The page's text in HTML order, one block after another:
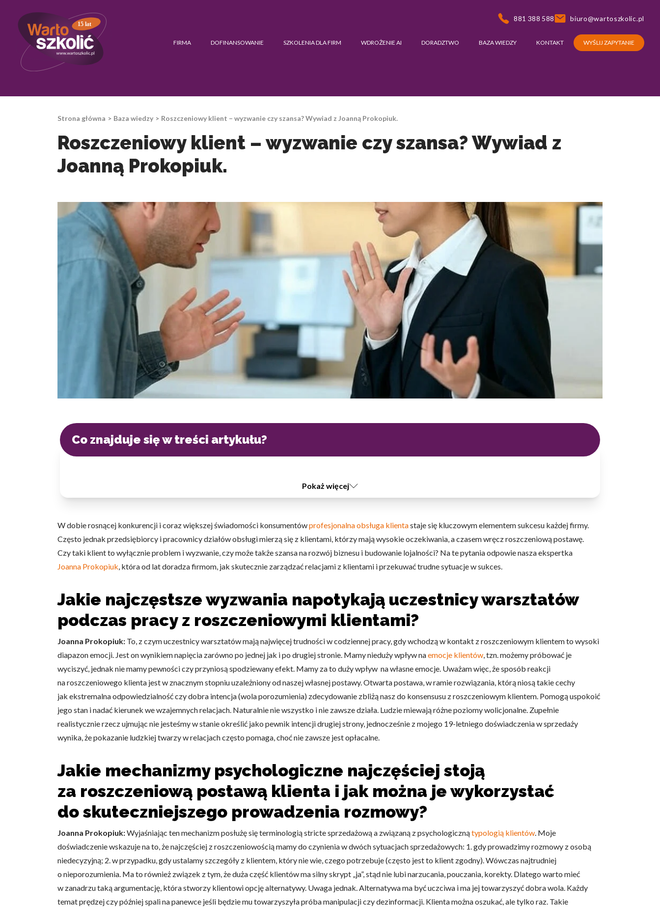
15 lat
881 388 588 biuro@wartoszkolic.pl
FIRMA DOFINANSOWANIE SZKOLENIA DLA FIRM WDROŻENIE AI DORADZTWO BAZA WIEDZY KONTAKT WYŚLIJ ZAPYTANIE
Strona główna Baza wiedzy Roszczeniowy klient – wyzwanie czy szansa? Wywiad z Joanną Prokopiuk.
Roszczeniowy klient – wyzwanie czy szansa? Wywiad z
Joanną Prokopiuk.
Co znajduje się w treści artykułu?
Pokaż więcej
W dobie rosnącej konkurencji i coraz większej świadomości konsumentówprofesjonalna obsługa klientastaje się kluczowym elementem sukcesu każdej firmy.
Często jednak przedsiębiorcy i pracownicy działów obsługi mierzą się z klientami, którzy mają wysokie oczekiwania, a czasem wręcz roszczeniową postawę.
Czy taki klient to wyłącznie problem i wyzwanie, czy może także szansa na rozwój biznesu i budowanie lojalności? Na te pytania odpowie nasza ekspertka
Joanna Prokopiuk, która od lat doradza firmom, jak skutecznie zarządzać relacjami z klientami i przekuwać trudne sytuacje w sukces.
Jakie najczęstsze wyzwania napotykają uczestnicy warsztatów
podczas pracy z roszczeniowymi klientami?
Joanna Prokopiuk: To, z czym uczestnicy warsztatów mają najwięcej trudności w codziennej pracy, gdy wchodzą w kontakt z roszczeniowym klientem to wysoki
diapazon emocji. Jest on wynikiem napięcia zarówno po jednej jak i po drugiej stronie. Mamy nieduży wpływ naemocje klientów, tzn. możemy próbować je
wyciszyć, jednak nie mamy pewności czy przyniosą spodziewany efekt. Mamy za to duży wpływ na własne emocje. Uważam więc, że sposób reakcji
na roszczeniowego klienta jest w znacznym stopniu uzależniony od naszej własnej postawy. Otwarta postawa, w ramie rozwiązania, którą niosą takie cechy
jak ekstremalna odpowiedzialność czy dobra intencja (wola porozumienia) zdecydowanie zbliżą nasz do konsensusu z roszczeniowym klientem. Pomogą uspokoić
jego stan i nadać kierunek we wzajemnych relacjach. Naturalnie nie wszystko i nie zawsze działa. Ludzie miewają różne poziomy wolicjonalne. Zupełnie
realistycznie rzecz ujmując nie jesteśmy w stanie określić jako pewnik intencji drugiej strony, jednocześnie z mojego 19-letniego doświadczenia w sprzedaży
wynika, że pokazanie ludzkiej twarzy w relacjach często pomaga, choć nie zawsze jest opłacalne.
Jakie mechanizmy psychologiczne najczęściej stoją
za roszczeniową postawą klienta i jak można je wykorzystać
do skuteczniejszego prowadzenia rozmowy?
Joanna Prokopiuk:Wyjaśniając ten mechanizm posłużę się terminologią stricte sprzedażową a związaną z psychologicznątypologią klientów. Moje
doświadczenie wskazuje na to, że najczęściej z roszczeniowością mamy do czynienia w dwóch sytuacjach sprzedażowych: 1. gdy prowadzimy rozmowy z osobą
niedecyzyjną; 2. w przypadku, gdy ustalamy szczegóły z klientem, który nie wie, czego potrzebuje (często jest to klient zgodny). Wówczas najtrudniej
o nieporozumienia. Ma to również związek z tym, że duża część klientów ma silny skrypt „ja”, stąd nie lubi narzucania, pouczania, korekty. Dlatego warto mieć
w zanadrzu taką argumentację, która stworzy klientowi opcję alternatywy. Uwaga jednak. Alternatywa ma być uczciwa i ma jej towarzyszyć dobra wola. Każdy
temat prędzej czy później spali na panewce jeśli będzie mu towarzyszyła próba manipulacji czy dezinformacji. Klienta można oszukać, ale tylko raz. Takie